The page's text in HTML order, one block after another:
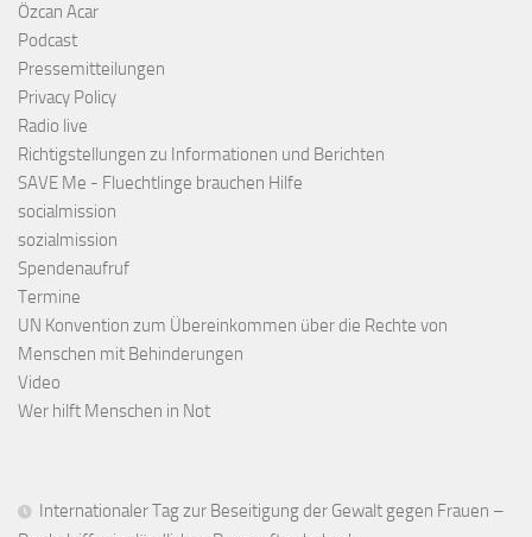
Özcan Acar
Podcast
Pressemitteilungen
Privacy Policy
Radio live
Richtigstellungen zu Informationen und Berichten
SAVE Me - Fluechtlinge brauchen Hilfe
socialmission
sozialmission
Spendenaufruf
Termine
UN Konvention zum Übereinkommen über die Rechte von
Menschen mit Behinderungen
Video
Wer hilft Menschen in Not
Internationaler Tag zur Beseitigung der Gewalt gegen Frauen –